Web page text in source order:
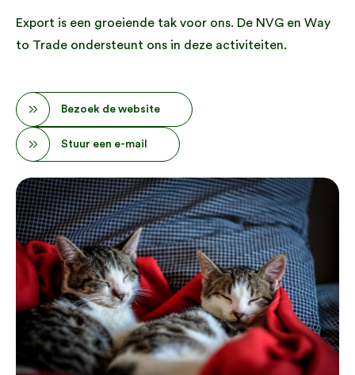
Export is een groeiende tak voor ons. De NVG en Way
to Trade ondersteunt ons in deze activiteiten.
Bezoek de website
Stuur een e-mail